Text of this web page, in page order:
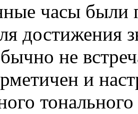
часы были
достижения
не
и